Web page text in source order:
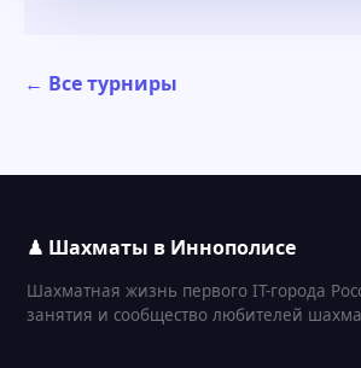
← Все турниры
♟ Шахматы в Иннополисе
Шахматная жизнь первого IT-города
занятия и сообщество любителей